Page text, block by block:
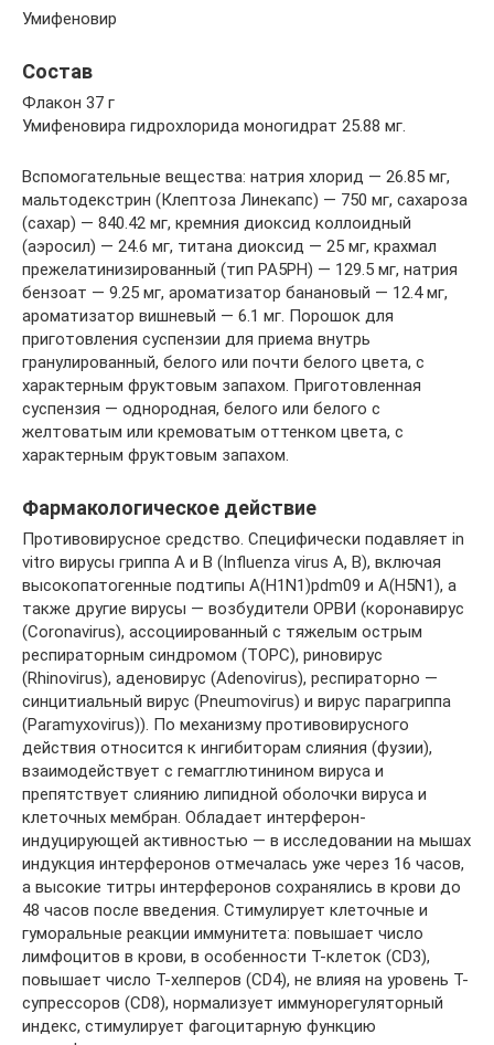
Умифеновир
Состав
Флакон 37 г
Умифеновира ­гидрохлорида ­моногидрат 25.88 мг.
Вспомогательные вещества: натрия хлорид — 26.85 мг,
мальтодекстрин (Клептоза Линекапс) — 750 мг, сахароза
(сахар) — 840.42 мг, кремния диоксид коллоидный
(аэросил) — 24.6 мг, титана диоксид — 25 мг, крахмал
прежелатинизированный (тип PA5PH) — 129.5 мг, натрия
бензоат — 9.25 мг, ароматизатор банановый — 12.4 мг,
ароматизатор вишневый — 6.1 мг. Порошок для
приготовления суспензии для приема внутрь
гранулированный, белого или почти белого цвета, с
характерным фруктовым запахом. Приготовленная
суспензия — однородная, белого или белого с
желтоватым или кремоватым оттенком цвета, с
характерным фруктовым запахом.
Фармакологическое действие
Противовирусное средство. Специфически подавляет in
vitro вирусы гриппа А и В (Influenza virus А, В), включая
высокопатогенные подтипы A(H1N1)pdm09 и A(H5N1), а
также другие вирусы — возбудители ОРВИ (коронавирус
(Coronavirus), ассоциированный с тяжелым острым
респираторным синдромом (ТОРС), риновирус
(Rhinovirus), аденовирус (Adenovirus), респираторно —
синцитиальный вирус (Pneumovirus) и вирус парагриппа
(Paramyxovirus)). По механизму противовирусного
действия относится к ингибиторам слияния (фузии),
взаимодействует с гемагглютинином вируса и
препятствует слиянию липидной оболочки вируса и
клеточных мембран. Обладает интерферон-
индуцирующей активностью — в исследовании на мышах
индукция интерферонов отмечалась уже через 16 часов,
а высокие титры интерферонов сохранялись в крови до
48 часов после введения. Стимулирует клеточные и
гуморальные реакции иммунитета: повышает число
лимфоцитов в крови, в особенности Т-клеток (CD3),
повышает число Т-хелперов (CD4), не влияя на уровень Т-
супрессоров (CD8), нормализует иммунорегуляторный
индекс, стимулирует фагоцитарную функцию